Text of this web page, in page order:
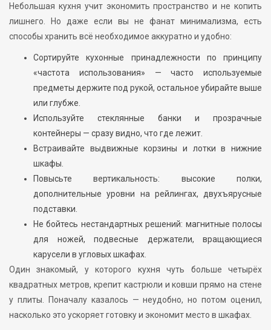
Небольшая кухня учит экономить пространство и не копить
лишнего. Но даже если вы не фанат минимализма, есть
способы хранить всё необходимое аккуратно и удобно:
Сортируйте кухонные принадлежности по принципу
«частота использования» — часто используемые
предметы держите под рукой, остальное убирайте выше
или глубже.
Используйте стеклянные банки и прозрачные
контейнеры — сразу видно, что где лежит.
Встраивайте выдвижные корзины и лотки в нижние
шкафы.
Повысьте вертикальность: высокие полки,
дополнительные уровни на рейлингах, двухъярусные
подставки.
Не бойтесь нестандартных решений: магнитные полосы
для ножей, подвесные держатели, вращающиеся
карусели в угловых шкафах.
Один знакомый, у которого кухня чуть больше четырёх
квадратных метров, крепит кастрюли и ковши прямо на стене
у плиты. Поначалу казалось — неудобно, но потом оценил,
насколько это ускоряет готовку и экономит место в шкафах.